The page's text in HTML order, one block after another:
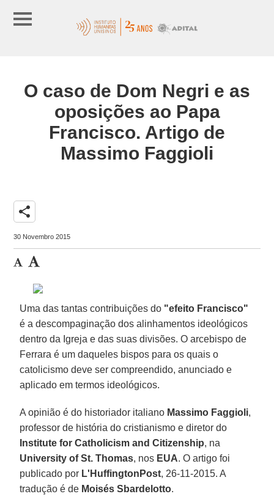
O caso de Dom Negri e as
oposições ao Papa
Francisco. Artigo de
Massimo Faggioli
share
30 Novembro 2015
Uma das tantas contribuições do "efeito Francisco"
é a descompaginação dos alinhamentos ideológicos
dentro da Igreja e das suas divisões. O arcebispo de
Ferrara é um daqueles bispos para os quais o
catolicismo deve ser compreendido, anunciado e
aplicado em termos ideológicos.
A opinião é do historiador italiano Massimo Faggioli,
professor de história do cristianismo e diretor do
Institute for Catholicism and Citizenship, na
University of St. Thomas, nos EUA. O artigo foi
publicado por L'HuffingtonPost, 26-11-2015. A
tradução é de Moisés Sbardelotto.